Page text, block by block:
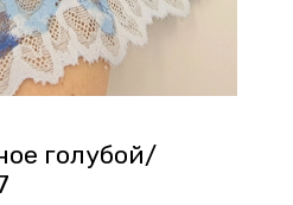
голубой/